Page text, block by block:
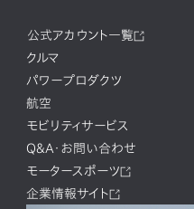
公式アカウント一覧
クルマ
パワープロダクツ
航空
モビリティサービス
Q&A・お問い合わせ
モータースポーツ
企業情報サイト